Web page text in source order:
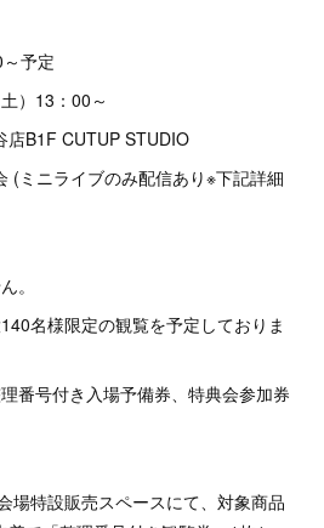
予定
）13：00～
店B1F CUTUP STUDIO
(ミニライブのみ配信あり※下記詳細
。
名様限定の観覧を予定しておりま
番号付き入場予備券、特典会参加券
場特設販売スペースにて、対象商品